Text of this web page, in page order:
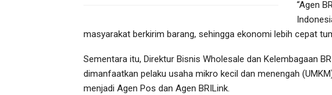
“Agen
masyarakat berkirim barang, sehingga ekonomi lebih cepat
Sementara itu, Direktur Bisnis Wholesale dan Kelembagaan
dimanfaatkan pelaku usaha mikro kecil dan menengah
menjadi Agen Pos dan Agen BRILink.